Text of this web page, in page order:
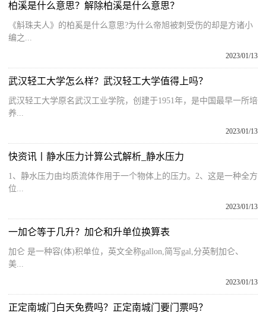
柏溪是什么意思？解除柏溪是什么意思？
《斛珠夫人》的柏奚是什么意思?为什么帝旭被刺受伤的却是方诸小
编之...
2023/01/13
武汉轻工大学怎么样？武汉轻工大学值得上吗？
武汉轻工大学原名武汉工业学院，创建于1951年，是中国最早一所培
养...
2023/01/13
快资讯丨静水压力计算公式解析_静水压力
1、静水压力由均质流体作用于一个物体上的压力。2、这是一种全方
位...
2023/01/13
一加仑等于几升？加仑和升单位换算表
加仑 是一种容(体)积单位，英文全称gallon,简写gal,分英制加仑、
美...
2023/01/13
正定南城门白天免费吗？正定南城门要门票吗？